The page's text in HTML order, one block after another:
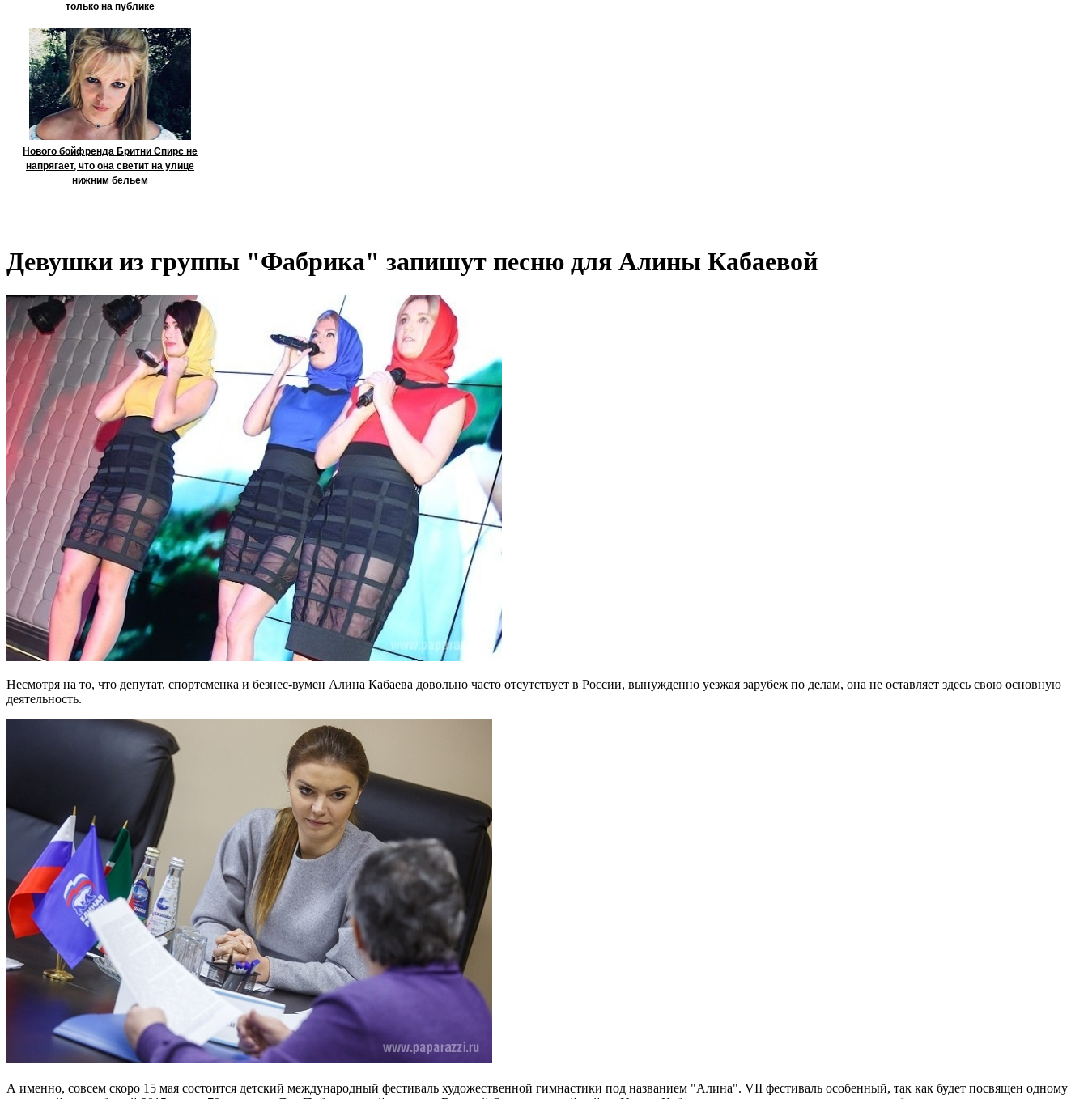
только на публике
Нового бойфренда Бритни Спирс не
напрягает, что она светит на улице
нижним бельем
Девушки из группы "Фабрика" запишут песню для Алины Кабаевой
Несмотря на то, что депутат, спортсменка и безнес-вумен Алина Кабаева довольно часто отсутствует в России, вынужденно уезжая зарубеж по делам, она не оставляет здесь свою основную
деятельность.
А именно, совсем скоро 15 мая состоится детский международный фестиваль художественной гимнастики под названием "Алина". VII фестиваль особенный, так как будет посвящен одному